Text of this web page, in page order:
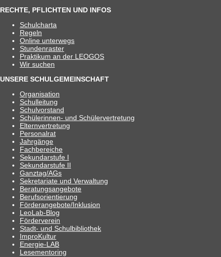
RECHTE, PFLICHTEN UND INFOS
Schul­charta
Regeln
Online unter­wegs
Stun­den­ras­ter
Prak­ti­kum an der LEOGOS
Wir suchen
UNSERE SCHULGEMEINSCHAFT
Orga­ni­sa­tion
Schul­lei­tung
Schul­vor­stand
Schü­le­rin­nen- und Schülervertretung
Eltern­ver­tre­tung
Per­so­nal­rat
Jahr­gänge
Fach­be­rei­che
Sekun­dar­stufe I
Sekun­dar­stufe II
Ganztag/​​AGs
Sekre­ta­riate und Verwaltung
Bera­tungs­an­ge­bote
Berufs­ori­en­tie­rung
Förderangebote/​​Inklusion
Leo­Lab-Blog
För­der­ver­ein
Stadt- und Schulbibliothek
Impro­Kul­tur
Ener­­gie-LAB
Lese­men­to­ring